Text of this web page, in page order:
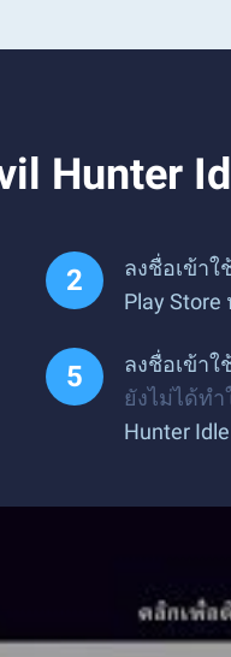
Hunter
ลงชื่อเข้าใ
Play
ลงชื่อเข้าใ
ยังไม่ได้ท
Hunter Idle